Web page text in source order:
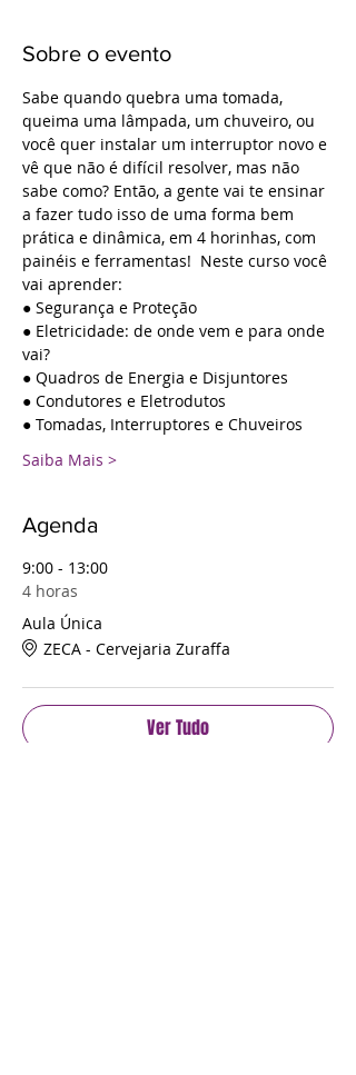
Sobre o evento
Sabe quando quebra uma tomada,
queima uma lâmpada, um chuveiro, ou
você quer instalar um interruptor novo e
vê que não é difícil resolver, mas não
sabe como? Então, a gente vai te ensinar
a fazer tudo isso de uma forma bem
prática e dinâmica, em 4 horinhas, com
painéis e ferramentas!  Neste curso você
vai aprender:
● Segurança e Proteção
● Eletricidade: de onde vem e para onde
vai?
● Quadros de Energia e Disjuntores
● Condutores e Eletrodutos
● Tomadas, Interruptores e Chuveiros
Saiba Mais >
Agenda
9:00 - 13:00
4 horas
Aula Única
ZECA - Cervejaria Zuraffa
Ver Tudo